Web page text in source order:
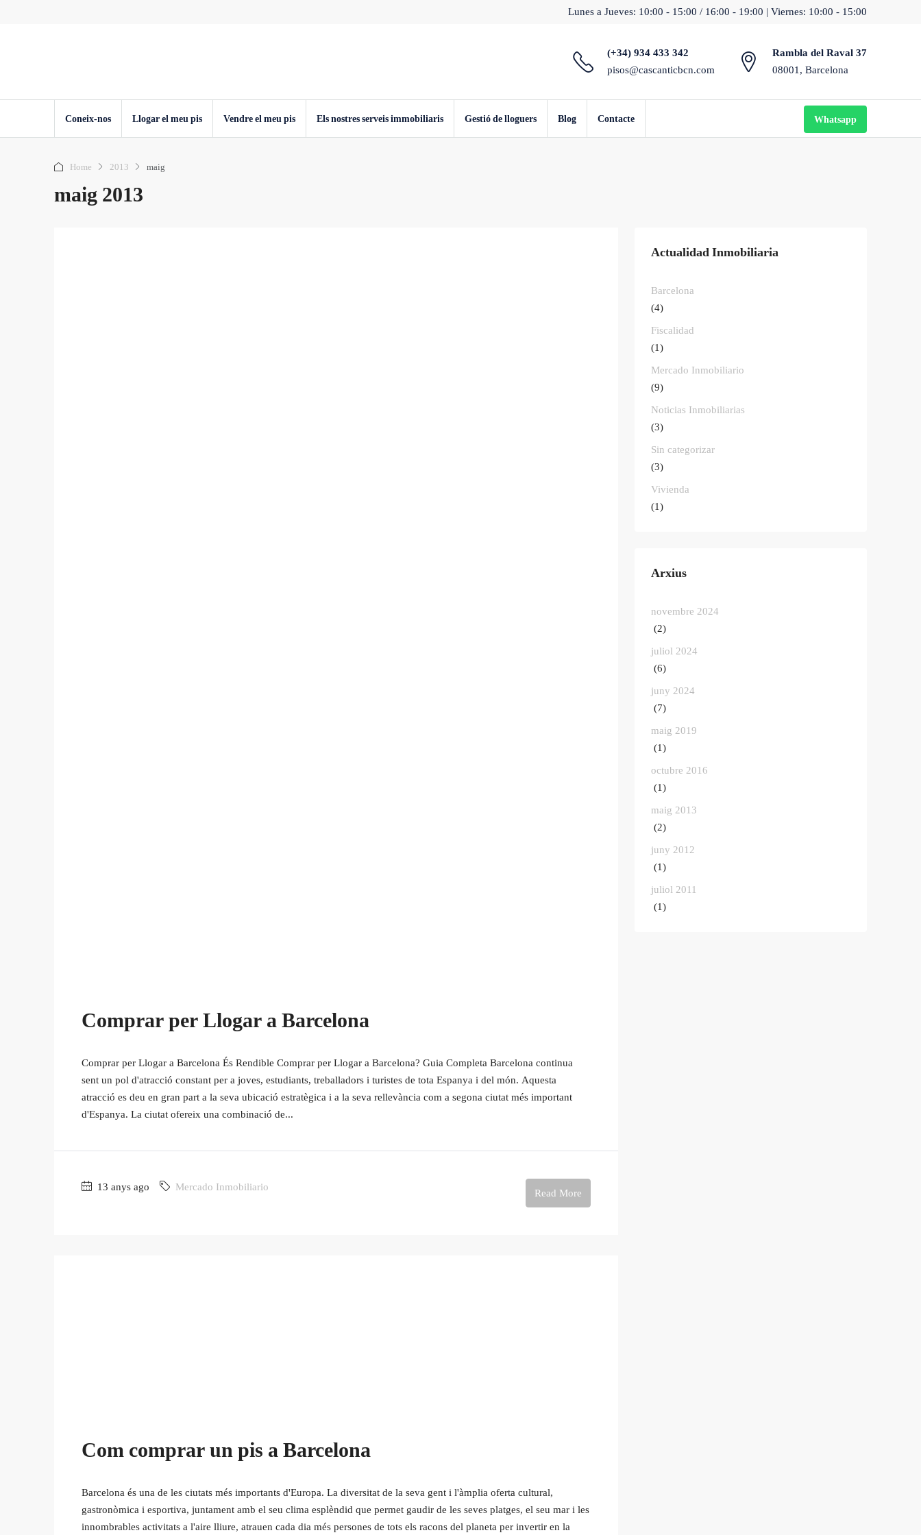
Lunes a Jueves: 10:00 - 15:00 / 16:00 - 19:00 | Viernes: 10:00 - 15:00
(+34) 934 433 342
pisos@cascanticbcn.com
Rambla del Raval 37
08001, Barcelona
Coneix-nos Llogar el meu pis Vendre el meu pis Els nostres serveis immobiliaris Gestió de lloguers Blog Contacte Whatsapp
Home 2013 maig
maig 2013
Comprar per Llogar a Barcelona
Comprar per Llogar a Barcelona És Rendible Comprar per Llogar a Barcelona? Guia Completa Barcelona continua
sent un pol d'atracció constant per a joves, estudiants, treballadors i turistes de tota Espanya i del món. Aquesta
atracció es deu en gran part a la seva ubicació estratègica i a la seva rellevància com a segona ciutat més important
d'Espanya. La ciutat ofereix una combinació de...
13 anys ago Mercado Inmobiliario Read More
Com comprar un pis a Barcelona
Barcelona és una de les ciutats més importants d'Europa. La diversitat de la seva gent i l'àmplia oferta cultural,
gastronòmica i esportiva, juntament amb el seu clima esplèndid que permet gaudir de les seves platges, el seu mar i les
innombrables activitats a l'aire lliure, atrauen cada dia més persones de tots els racons del planeta per invertir en la
Actualidad Inmobiliaria
Barcelona
(4)
Fiscalidad
(1)
Mercado Inmobiliario
(9)
Noticias Inmobiliarias
(3)
Sin categorizar
(3)
Vivienda
(1)
Arxius
novembre 2024
(2)
juliol 2024
(6)
juny 2024
(7)
maig 2019
(1)
octubre 2016
(1)
maig 2013
(2)
juny 2012
(1)
juliol 2011
(1)